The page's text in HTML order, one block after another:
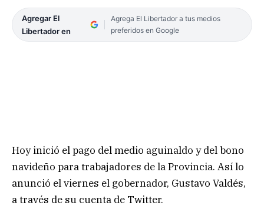
Agregar El
Libertador en
Agrega El Libertador a tus medios
preferidos en Google
Hoy inició el pago del medio aguinaldo y del bono
navideño para trabajadores de la Provincia. Así lo
anunció el viernes el gobernador, Gustavo Valdés,
a través de su cuenta de Twitter.